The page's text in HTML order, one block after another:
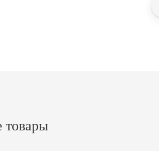
товары